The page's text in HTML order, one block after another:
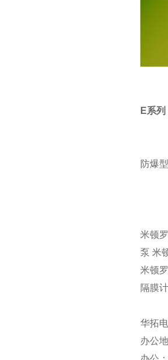
E系列
防爆
米顿
泵 米
米顿
隔膜
华拓
办公